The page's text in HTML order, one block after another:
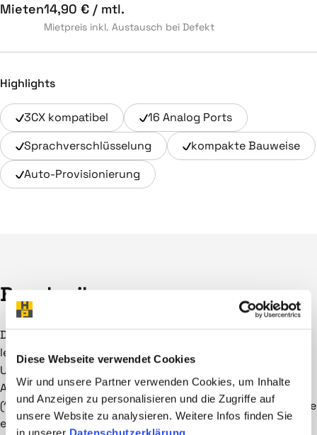
Diese Webseite verwendet Cookies
Wir und unsere Partner verwenden Cookies, um Inhalte
und Anzeigen zu personalisieren und die Zugriffe auf
unsere Website zu analysieren. Weitere Infos finden Sie
in unserer Datenschutzerklärung.
Mieten14,90 € / mtl.
Mietpreis inkl. Austausch bei Defekt
Highlights
3CX kompatibel
16 Analog Ports
Sprachverschlüsselung
kompakte Bauweise
Auto-Provisionierung
Beschreibung
Die Geräte der GXW4200 Serie sind sehr kompakte und
leistungsfähige FXS VoIP-Gateways, die es dem
Unternehmen ermöglicht, schnell und flexibel VoIP FXS-
Anbindungen mit bis zu 48 Endgeräten in sein Netzwerk
(10/100/1000 Mbps) zu implementieren. Die GXW4200 Serie
ermöglicht Unternehmen, analoge Endgeräte einfach und